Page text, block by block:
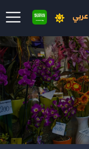
عربي